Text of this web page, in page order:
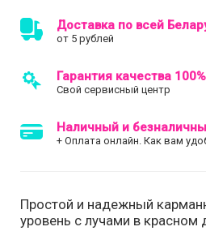
Доставка по всей
от 5 рублей
Гарантия качества 100%
Свой сервисный центр
Наличный и
+ Оплата онлайн. Как вам
Простой и надежный
уровень с лучами в красном